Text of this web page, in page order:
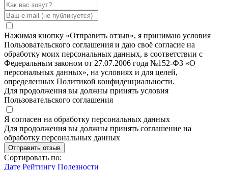
Нажимая кнопку «Отправить отзыв», я принимаю условия
Пользовательского соглашения и даю своё согласие на
обработку моих персональных данных, в соответствии с
Федеральным законом от 27.07.2006 года №152-ФЗ «О
персональных данных», на условиях и для целей,
определенных Политикой конфиденциальности.
Для продолжения вы должны принять условия
Пользовательского соглашения
Я согласен на обработку персональных данных
Для продолжения вы должны принять соглашение на
обработку персональных данных
Отправить отзыв
Сортировать по:
Дате Рейтингу Полезности